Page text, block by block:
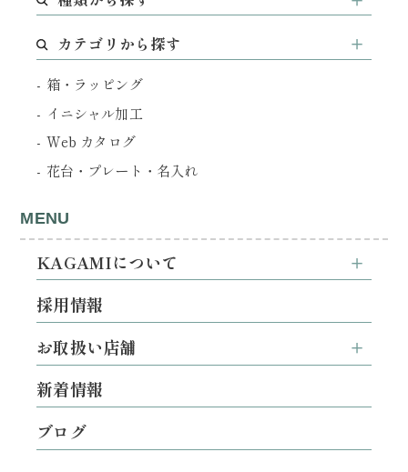
カテゴリから探す
箱・ラッピング
イニシャル加工
Web カタログ
花台・プレート・名入れ
MENU
KAGAMIについて
採用情報
お取扱い店舗
新着情報
ブログ